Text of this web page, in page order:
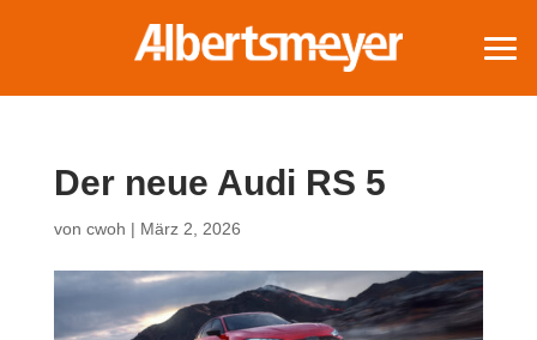
Der neue Audi RS 5
von cwoh | März 2, 2026